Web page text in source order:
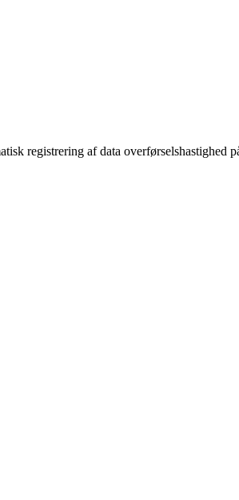
registrering af data overførselshastighed